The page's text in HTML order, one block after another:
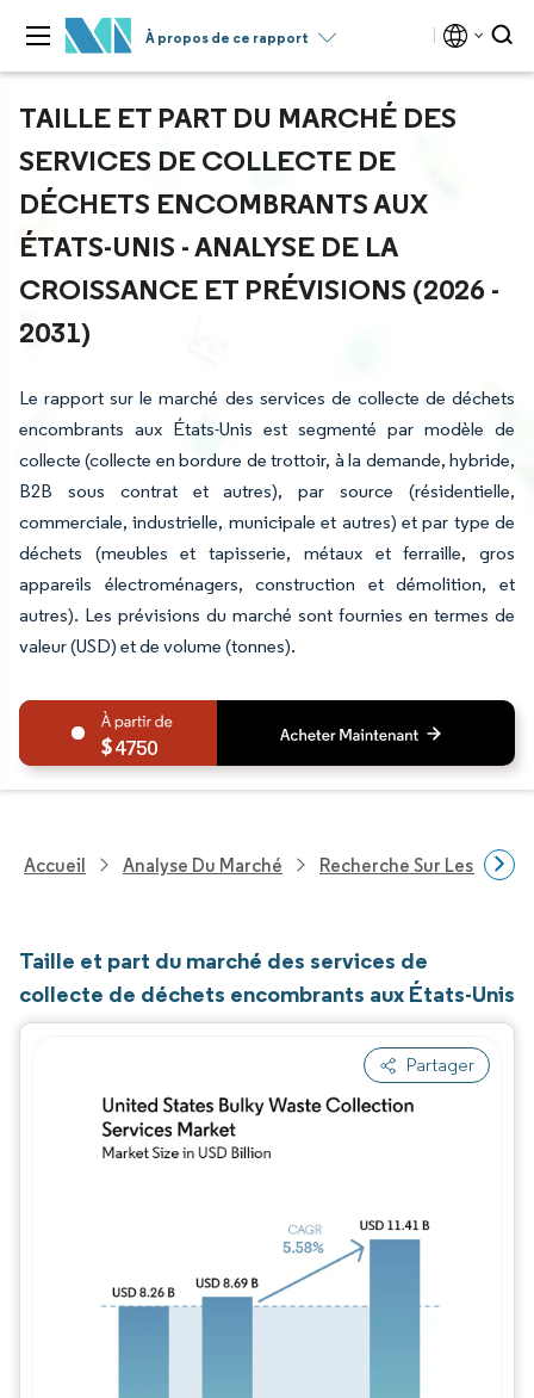
À propos de ce rapport
TAILLE ET PART DU MARCHÉ DES
SERVICES DE COLLECTE DE
DÉCHETS ENCOMBRANTS AUX
ÉTATS-UNIS - ANALYSE DE LA
CROISSANCE ET PRÉVISIONS (2026 -
2031)
Le rapport sur le marché des services de collecte de déchets
encombrants aux États-Unis est segmenté par modèle de
collecte (collecte en bordure de trottoir, à la demande, hybride,
B2B sous contrat et autres), par source (résidentielle,
commerciale, industrielle, municipale et autres) et par type de
déchets (meubles et tapisserie, métaux et ferraille, gros
appareils électroménagers, construction et démolition, et
autres). Les prévisions du marché sont fournies en termes de
valeur (USD) et de volume (tonnes).
4750
Accueil Analyse Du Marché Recherche Sur Les
Taille et part du marché des services de
collecte de déchets encombrants aux États-Unis
Partager